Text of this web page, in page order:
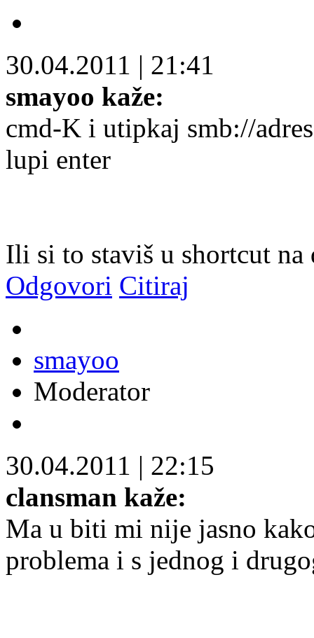
30.04.2011 | 21:41
smayoo kaže:
cmd-K i utipkaj smb://
lupi enter
Ili si to staviš u shortcut
Odgovori Citiraj
smayoo
Moderator
30.04.2011 | 22:15
clansman kaže:
Ma u biti mi nije jasno
problema i s jednog i